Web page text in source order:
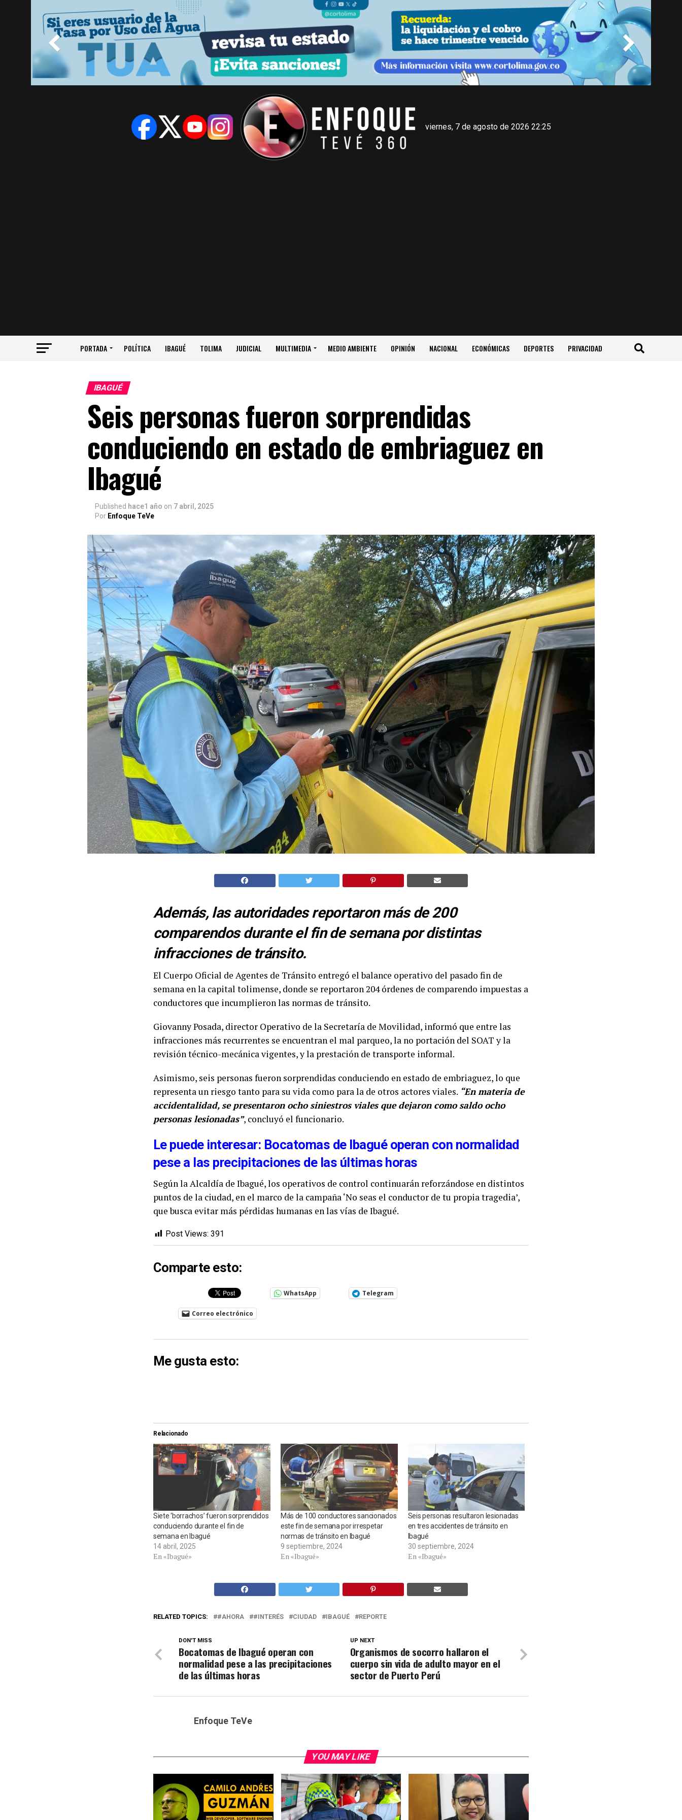
viernes, 7 de agosto de 2026 22:25
PORTADA POLÍTICA IBAGUÉ TOLIMA JUDICIAL MULTIMEDIA MEDIO AMBIENTE OPINIÓN NACIONAL ECONÓMICAS DEPORTES PRIVACIDAD
IBAGUÉ
Seis personas fueron sorprendidas
conduciendo en estado de embriaguez en
Ibagué
Published hace1 año on 7 abril, 2025
Por Enfoque TeVe
Además, las autoridades reportaron más de 200
comparendos durante el fin de semana por distintas
infracciones de tránsito.
El Cuerpo Oficial de Agentes de Tránsito entregó el balance operativo del pasado fin de
semana en la capital tolimense, donde se reportaron 204 órdenes de comparendo impuestas a
conductores que incumplieron las normas de tránsito.
Giovanny Posada, director Operativo de la Secretaría de Movilidad, informó que entre las
infracciones más recurrentes se encuentran el mal parqueo, la no portación del SOAT y la
revisión técnico-mecánica vigentes, y la prestación de transporte informal.
Asimismo, seis personas fueron sorprendidas conduciendo en estado de embriaguez, lo que
representa un riesgo tanto para su vida como para la de otros actores viales. “En materia de
accidentalidad, se presentaron ocho siniestros viales que dejaron como saldo ocho
personas lesionadas”, concluyó el funcionario.
Le puede interesar: Bocatomas de Ibagué operan con normalidad
pese a las precipitaciones de las últimas horas
Según la Alcaldía de Ibagué, los operativos de control continuarán reforzándose en distintos
puntos de la ciudad, en el marco de la campaña ‘No seas el conductor de tu propia tragedia’,
que busca evitar más pérdidas humanas en las vías de Ibagué.
Post Views: 391
Comparte esto:
WhatsApp Telegram
Correo electrónico
Me gusta esto:
Relacionado
Siete ‘borrachos’ fueron sorprendidos
conduciendo durante el fin de
semana en Ibagué
14 abril, 2025
En «Ibagué»
Más de 100 conductores sancionados
este fin de semana por irrespetar
normas de tránsito en Ibagué
9 septiembre, 2024
En «Ibagué»
Seis personas resultaron lesionadas
en tres accidentes de tránsito en
Ibagué
30 septiembre, 2024
En «Ibagué»
RELATED TOPICS: #AHORA #INTERÉS CIUDAD IBAGUÉ REPORTE
UP NEXT
Organismos de socorro hallaron el
cuerpo sin vida de adulto mayor en el
sector de Puerto Perú
DON'T MISS
Bocatomas de Ibagué operan con
normalidad pese a las precipitaciones
de las últimas horas
Enfoque TeVe
YOU MAY LIKE